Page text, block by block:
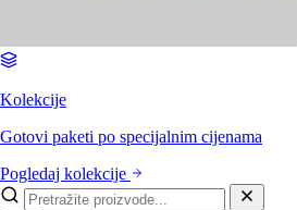
Kolekcije
Gotovi paketi po specijalnim cijenama
Pogledaj kolekcije